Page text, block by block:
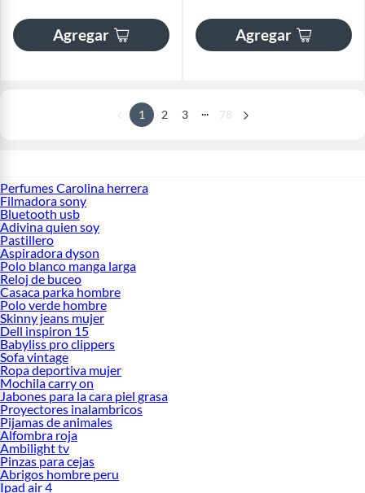
Agregar Agregar
1 2 3 ... 78
Perfumes Carolina herrera
Filmadora sony
Bluetooth usb
Adivina quien soy
Pastillero
Aspiradora dyson
Polo blanco manga larga
Reloj de buceo
Casaca parka hombre
Polo verde hombre
Skinny jeans mujer
Dell inspiron 15
Babyliss pro clippers
Sofa vintage
Ropa deportiva mujer
Mochila carry on
Jabones para la cara piel grasa
Proyectores inalambricos
Pijamas de animales
Alfombra roja
Ambilight tv
Pinzas para cejas
Abrigos hombre peru
Ipad air 4